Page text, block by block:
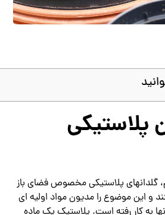
پلاستیکی
گلدانهای پلاستیکی مخصوص فضای باز
و این موضوع را مدیون مواد اولیه ای
به کار رفته است. پلاستیک یک ماده